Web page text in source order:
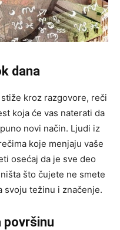
dana
kroz razgovore, reči
koja će vas naterati da
novi način. Ljudi iz
koje menjaju vaše
osećaj da je sve deo
što čujete ne smete
svoju težinu i značenje.
površinu